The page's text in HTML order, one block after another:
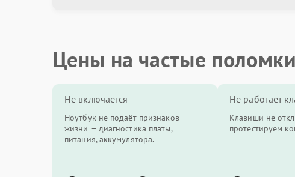
Цены на частые
Не включается
Ноутбук не подаёт признаков
жизни — диагностика платы,
питания, аккумулятора.
Не работает
Клавиши не
протестируем